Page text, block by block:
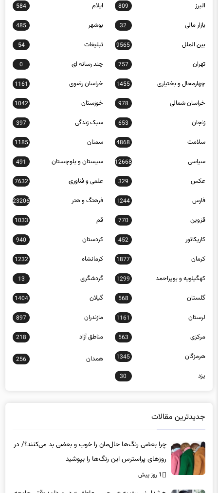
البرز 809 ایلام 584
بازار مالی 32 بوشهر 485
بین الملل 9565 تبلیغات 54
تهران 757 چند رسانه ای 0
چهارمحال و بختیاری 1455 خراسان رضوی 1161
خراسان شمالی 978 خوزستان 1042
زنجان 653 سبک زندگی 397
سلامت 4868 سمنان 1185
سیاسی 12668 سیستان و بلوچستان 491
عکس 329 علمی و فناوری 7632
فارس 1244 فرهنگ و هنر 23206
قزوین 770 قم 1033
کاریکاتور 452 کردستان 940
کرمان 1877 کرمانشاه 1232
کهگیلویه و بویراحمد 1299 گردشگری 13
گلستان 568 گیلان 1404
لرستان 1161 مازندران 897
مرکزی 563 مناطق آزاد 218
هرمزگان 1345 همدان 256
یزد 30
جدیدترین مقالات
چرا بعضی رنگ‌ها حال‌مان را خوب و بعضی بد می‌کنند؟/ در
روزهای پراسترس این رنگ‌ها را بپوشید
1 روز پیش